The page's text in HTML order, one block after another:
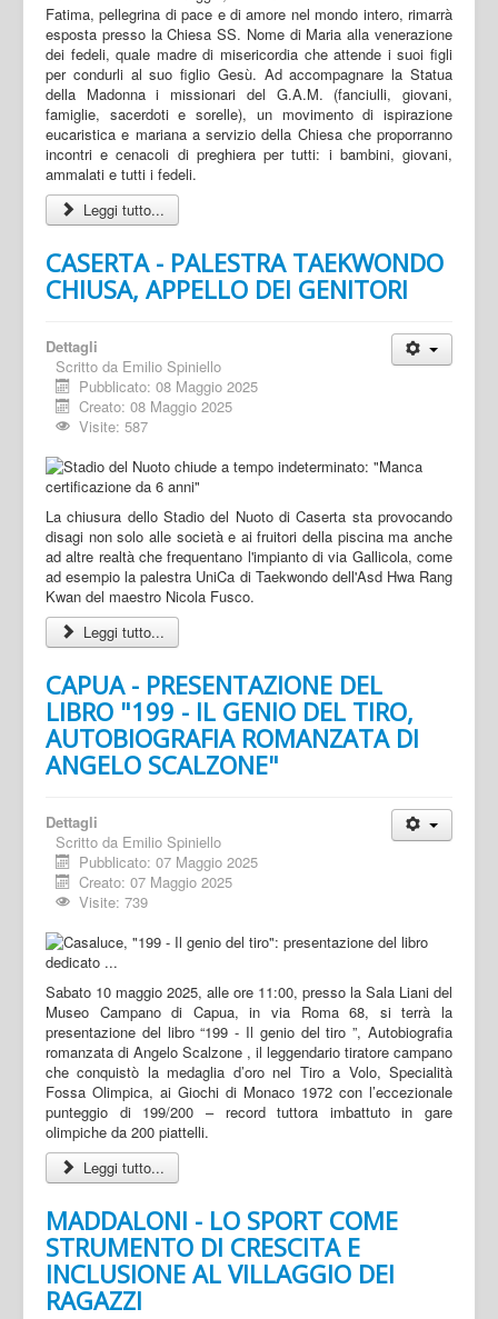
Fatima, pellegrina di pace e di amore nel mondo intero, rimarrà
esposta presso la Chiesa SS. Nome di Maria alla venerazione
dei fedeli, quale madre di misericordia che attende i suoi figli
per condurli al suo figlio Gesù. Ad accompagnare la Statua
della Madonna i missionari del G.A.M. (fanciulli, giovani,
famiglie, sacerdoti e sorelle), un movimento di ispirazione
eucaristica e mariana a servizio della Chiesa che proporranno
incontri e cenacoli di preghiera per tutti: i bambini, giovani,
ammalati e tutti i fedeli.
Leggi tutto...
CASERTA - PALESTRA TAEKWONDO
CHIUSA, APPELLO DEI GENITORI
Dettagli
Scritto da Emilio Spiniello
Pubblicato: 08 Maggio 2025
Creato: 08 Maggio 2025
Visite: 587
La chiusura dello Stadio del Nuoto di Caserta sta provocando
disagi non solo alle società e ai fruitori della piscina ma anche
ad altre realtà che frequentano l'impianto di via Gallicola, come
ad esempio la palestra UniCa di Taekwondo dell'Asd Hwa Rang
Kwan del maestro Nicola Fusco.
Leggi tutto...
CAPUA - PRESENTAZIONE DEL
LIBRO "199 - IL GENIO DEL TIRO,
AUTOBIOGRAFIA ROMANZATA DI
ANGELO SCALZONE"
Dettagli
Scritto da Emilio Spiniello
Pubblicato: 07 Maggio 2025
Creato: 07 Maggio 2025
Visite: 739
Sabato 10 maggio 2025, alle ore 11:00, presso la Sala Liani del
Museo Campano di Capua, in via Roma 68, si terrà la
presentazione del libro “199 - Il genio del tiro ”, Autobiografia
romanzata di Angelo Scalzone , il leggendario tiratore campano
che conquistò la medaglia d’oro nel Tiro a Volo, Specialità
Fossa Olimpica, ai Giochi di Monaco 1972 con l’eccezionale
punteggio di 199/200 – record tuttora imbattuto in gare
olimpiche da 200 piattelli.
Leggi tutto...
MADDALONI - LO SPORT COME
STRUMENTO DI CRESCITA E
INCLUSIONE AL VILLAGGIO DEI
RAGAZZI